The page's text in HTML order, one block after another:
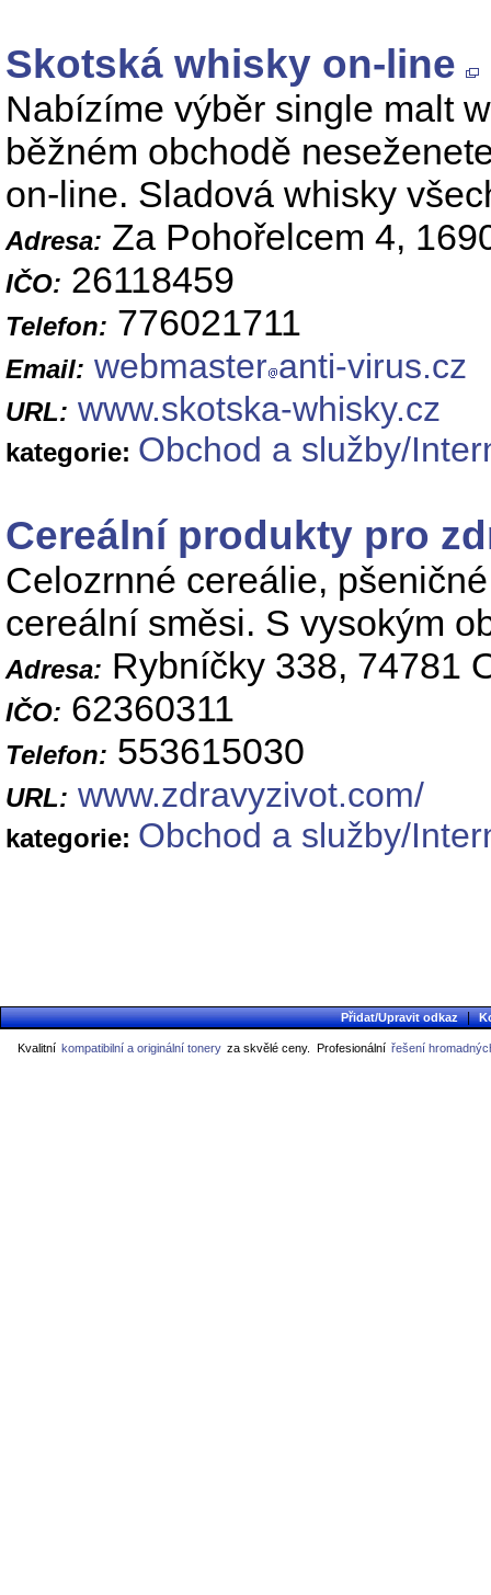
Skotská whisky on-line
Nabízíme výběr single malt
běžném obchodě
on-line. Sladová whisky
Adresa: Za Pohořelcem 4,
IČO: 26118459
Telefon: 776021711
Email: webmaster anti-virus.cz
URL: www.skotska-whisky.cz
kategorie: Obchod a služby/
Cereální produkty pro
Celozrnné cereálie,
cereální směsi. S vysokým
Adresa: Rybníčky 338, 74781
IČO: 62360311
Telefon: 553615030
URL: www.zdravyzivot.com/
kategorie: Obchod a služby/
Přidat/Upravit odkaz |
Kvalitní kompatibilní a originální tonery za skvělé ceny. Profesionální řešení